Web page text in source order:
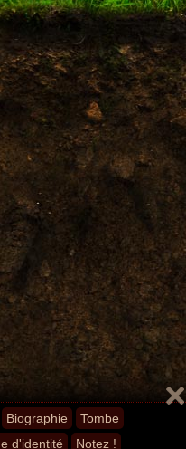
Biographie
Tombe
d'identité Notez !